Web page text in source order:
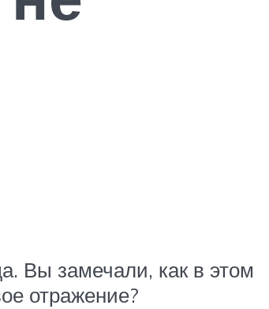
Вы замечали, как в этом
отражение?